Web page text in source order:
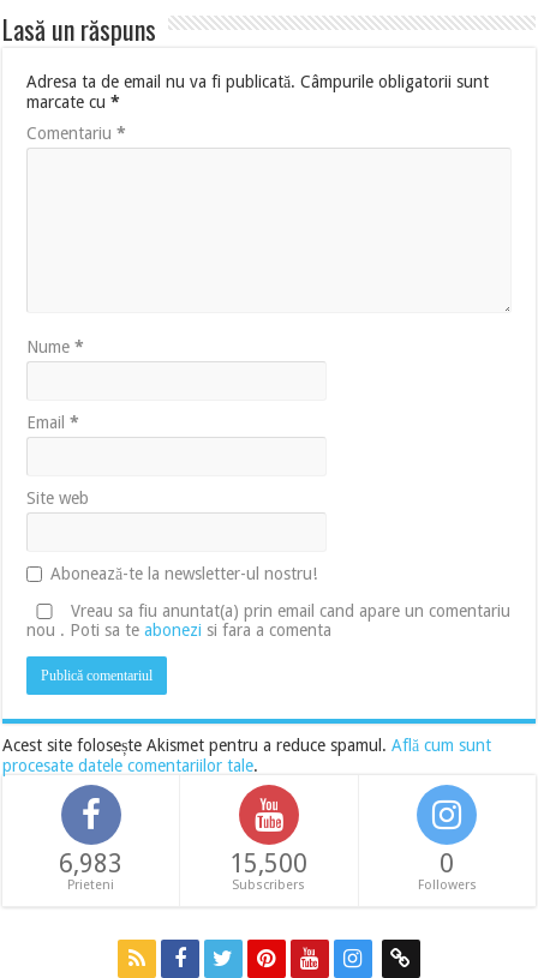
Lasă un răspuns
Adresa ta de email nu va fi publicată. Câmpurile obligatorii sunt
marcate cu*
Comentariu*
Nume*
Email*
Site web
Abonează-te la newsletter-ul nostru!
Vreau sa fiu anuntat(a) prin email cand apare un comentariu
nou . Poti sa teabonezi si fara a comenta
Acest site folosește Akismet pentru a reduce spamul.Află cum sunt
procesate datele comentariilor tale.
6,983
Prieteni
15,500
Subscribers
0
Followers